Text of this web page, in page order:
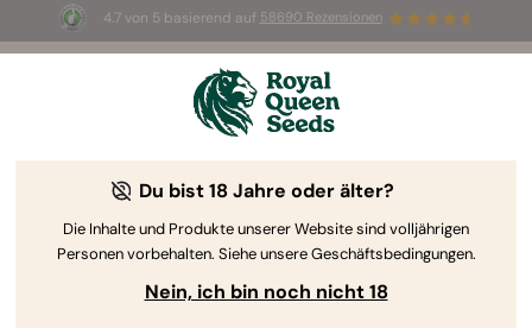
4.7 von 5 basierend auf 58690 Rezensionen
☀️ Sommer-Sale: Bis zu 50 % Rabatt
auf ausgewählte Produkte! ⏤
The RQS Blog
Du bist 18 Jahre oder älter?
Die Inhalte und Produkte unserer Website sind volljährigen
Personen vorbehalten. Siehe unsere Geschäftsbedingungen.
Nein, ich bin noch nicht 18